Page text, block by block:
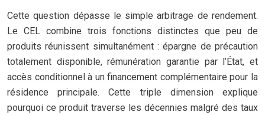
Cette question dépasse le simple arbitrage de rendement.
Le CEL combine trois fonctions distinctes que peu de
produits réunissent simultanément : épargne de précaution
totalement disponible, rémunération garantie par l’État, et
accès conditionnel à un financement complémentaire pour la
résidence principale. Cette triple dimension explique
pourquoi ce produit traverse les décennies malgré des taux